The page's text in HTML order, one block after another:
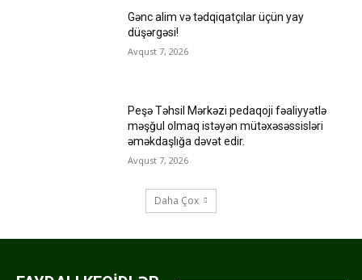
Gənc alim və tədqiqatçılar üçün yay
düşərgəsi!
Avqust 7, 2026
Peşə Təhsil Mərkəzi pedaqoji fəaliyyətlə
məşğul olmaq istəyən mütəxəsəssisləri
əməkdaşlığa dəvət edir.
Avqust 7, 2026
Daha Çox